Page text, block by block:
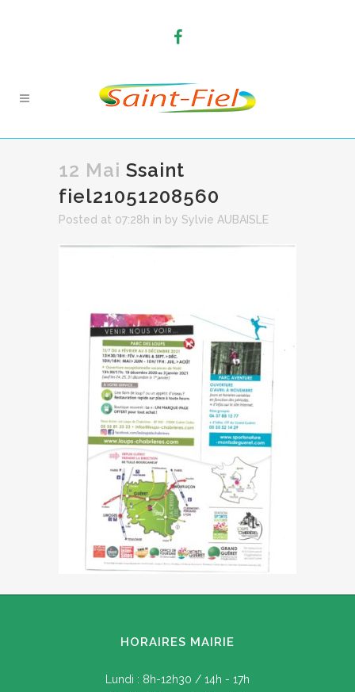
12 Mai Ssaint
fiel21051208560
Posted at 07:28h in by Sylvie AUBAISLE
HORAIRES MAIRIE
Lundi : 8h-12h30 / 14h - 17h